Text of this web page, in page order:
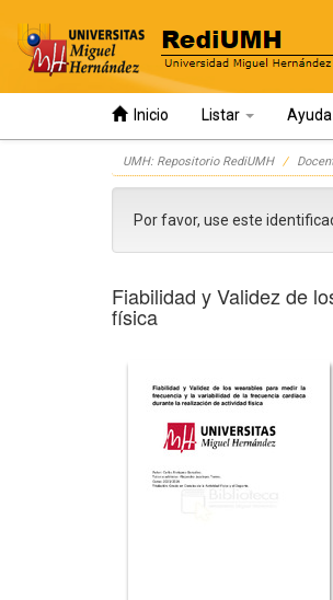
Inicio Listar Ayuda
UMH: Repositorio RediUMH
Por favor, use este
Fiabilidad y Validez de
física